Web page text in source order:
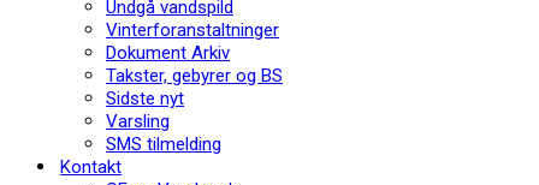
Undgå vandspild
Vinterforanstaltninger
Dokument Arkiv
Takster, gebyrer og BS
Sidste nyt
Varsling
SMS tilmelding
Kontakt